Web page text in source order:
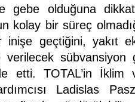
gebe olduğuna
kolay bir süreç
inişe geçtiğini, yakıt
sübvansiyon
etti. TOTAL’in
Ladislas